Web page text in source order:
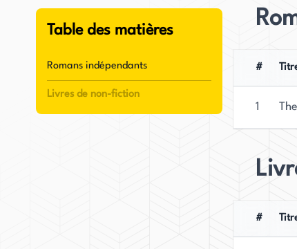
Hansen a obtenu son BA en anglais au
avoir exercé comme enseignante d'anglais,
trois enfants.
Le premier roman de Hansen, "The Butterfly
suspense. Avec son début réussi dans le
positionner comme une auteure talentueuse
Table des matières
Romans indépendants
Livres de non-fiction
#
1
#